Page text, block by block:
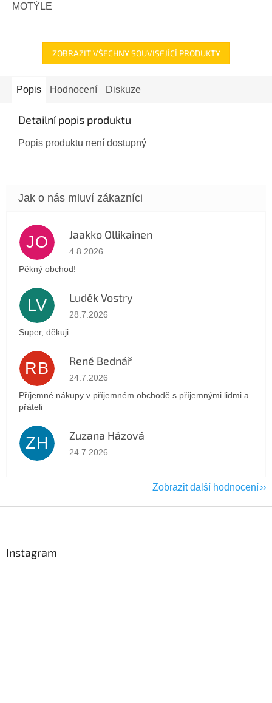
MOTÝLE
ZOBRAZIT VŠECHNY SOUVISEJÍCÍ PRODUKTY
Popis Hodnocení Diskuze
Detailní popis produktu
Popis produktu není dostupný
JO Jaakko Ollikainen
Hodnocení obchodu je 5 z 5 hvězdiček.
4.8.2026
Pěkný obchod!
LV Luděk Vostry
Hodnocení obchodu je 5 z 5 hvězdiček.
28.7.2026
Super, děkuji.
RB René Bednář
Hodnocení obchodu je 5 z 5 hvězdiček.
24.7.2026
Příjemné nákupy v příjemném obchodě s příjemnými lidmi a
přáteli
ZH Zuzana Házová
Hodnocení obchodu je 5 z 5 hvězdiček.
24.7.2026
Zobrazit další hodnocení
Instagram